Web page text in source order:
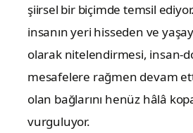
şiirsel bir biçimde temsil
insanın yeri hisseden ve
olarak nitelendirmesi, insan-
mesafelere rağmen devam
olan bağlarını henüz hâlâ
vurguluyor.